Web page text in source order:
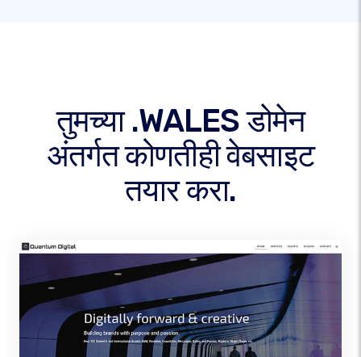
तुमच्या .WALES डोमेन
अंतर्गत कोणतीही वेबसाइट
तयार करा.